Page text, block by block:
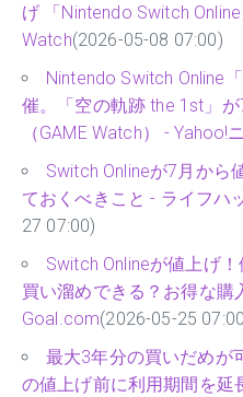
げ 「Nintendo Switch
Watch(2026-05-08 07:00)
Nintendo Switch Online
催。「空の軌跡 the 1st」
（GAME Watch） - Yahoo!
Switch Onlineが7月から
ておくべきこと - ライフハ
27 07:00)
Switch Onlineが値上げ
買い溜めできる？お得な購
Goal.com(2026-05-25
最大3年分の買いだめが
の値上げ前に利用期間を延